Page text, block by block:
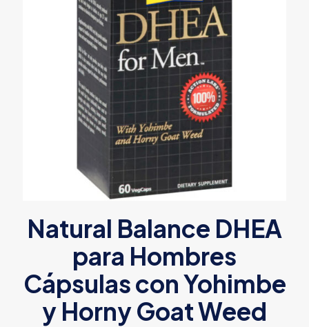
Natural Balance DHEA
para Hombres
Cápsulas con Yohimbe
y Horny Goat Weed